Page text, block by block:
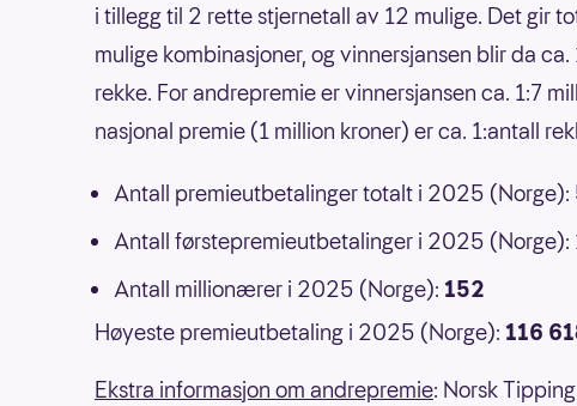
i tillegg til 2 rette stjernetall av 12 mulige. Det gir
mulige kombinasjoner, og vinnersjansen blir da
rekke. For andrepremie er vinnersjansen ca. 1:7
nasjonal premie (1 million kroner) er ca. 1:antall
Antall premieutbetalinger totalt i 2025
Antall førstepremieutbetalinger i 2025 (Norge):
Antall millionærer i 2025 (Norge): 152
Høyeste premieutbetaling i 2025 (Norge): 116
Ekstra informasjon om andrepremie: Norsk